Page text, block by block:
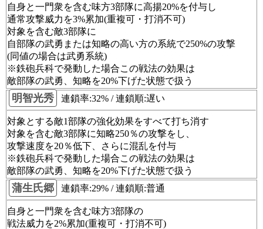
自身と一門衆を含む味方3部隊に高揚20%を付与し
通常攻撃威力を3%累加(重複可・打消不可)
対象を含む敵3部隊に
自部隊の武勇または知略の高い方の系統で250%の攻撃
(同値の場合は武勇系統)
※鉄砲兵科で発動した場合この戦法の効果は
敵部隊の武勇、知略を20%下げた状態で扱う
明智光秀 連鎖率:32% / 連鎖順:遅い
対象とする敵1部隊の強化効果をすべて打ち消す
対象を含む敵3部隊に知略250％の攻撃をし、
攻撃速度を20％低下、さらに混乱を付与
※鉄砲兵科で発動した場合この戦法の効果は
敵部隊の武勇、知略を20%下げた状態で扱う
蒲生氏郷 連鎖率:29% / 連鎖順:普通
自身と一門衆を含む味方3部隊の
戦法威力を2%累加(重複可・打消不可)